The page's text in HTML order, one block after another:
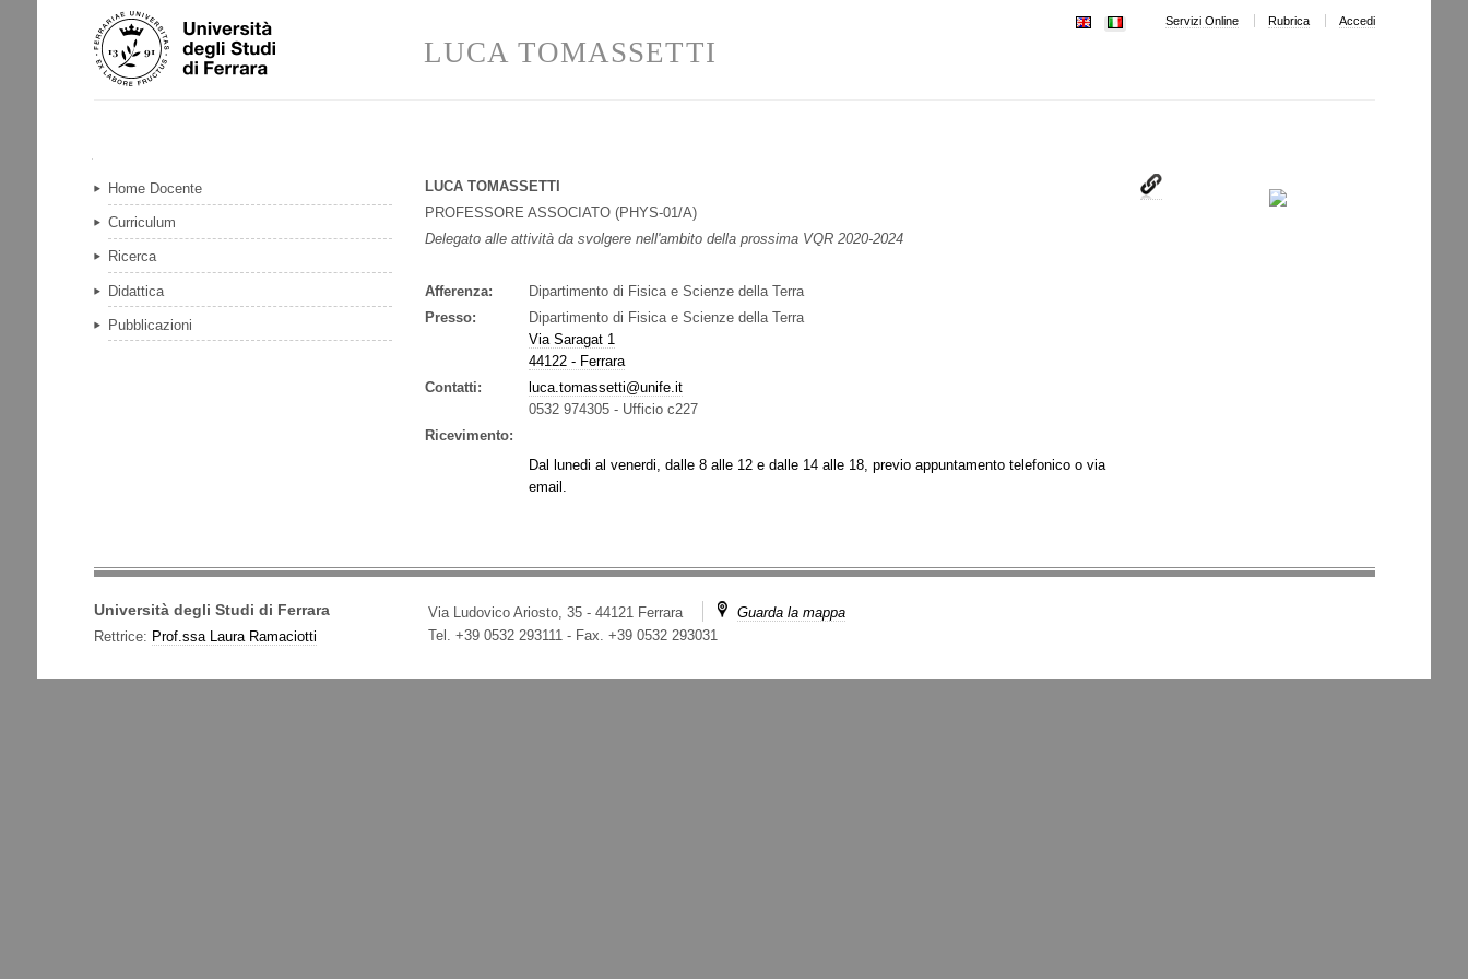
Salta
ai
contenuti.
Strumenti
personali
LUCA TOMASSETTI
Servizi Online Rubrica Accedi
LUCA TOMASSETTI
PROFESSORE ASSOCIATO(PHYS-01/A)
Delegato alle attività da svolgere nell'ambito della prossima VQR 2020-2024
Afferenza:
Dipartimento di Fisica e Scienze della Terra
Presso:
Dipartimento di Fisica e Scienze della Terra
Via Saragat 1
44122 - Ferrara
Contatti:
luca.tomassetti@unife.it
0532 974305- Ufficio c227
Ricevimento:
Dal lunedi al venerdi, dalle 8 alle 12 e dalle 14 alle 18, previo appuntamento telefonico o via
email.
Home Docente
Curriculum
Ricerca
Didattica
Pubblicazioni
Università degli Studi di Ferrara
Rettrice: Prof.ssa Laura Ramaciotti
Via Ludovico Ariosto, 35 - 44121 Ferrara
Guarda la mappa
Tel. +39 0532 293111- Fax. +39 0532 293031